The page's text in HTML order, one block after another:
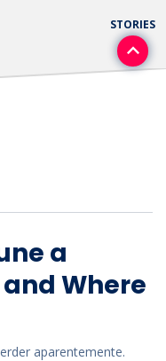
a
Where
aparentemente.